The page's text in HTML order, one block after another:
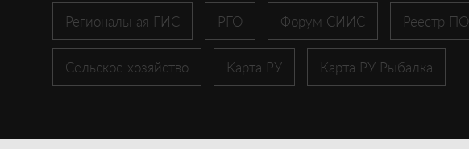
Региональная ГИС РГО Форум СИИС Реестр ПО
Сельское хозяйство Карта РУ Карта РУ Рыбалка